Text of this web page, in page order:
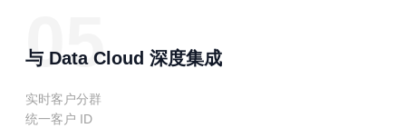
与 Data Cloud 深度集成
05
实时客户分群
统一客户 ID